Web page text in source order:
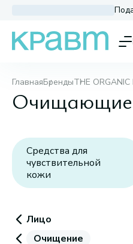
ГлавнаяБрендыTHE
Очищающие
Средства для
чувствительной
кожи
Лицо
Очищение